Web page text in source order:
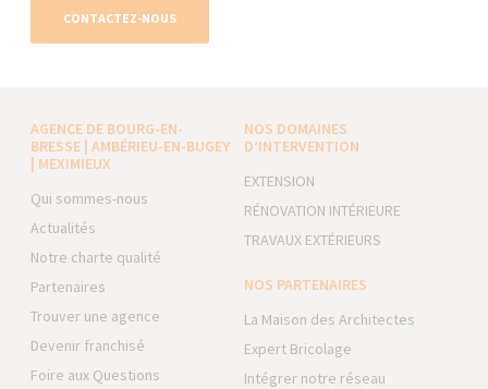
CONTACTEZ-NOUS
AGENCE DE BOURG-EN-
BRESSE | AMBÉRIEU-EN-BUGEY
| MEXIMIEUX
Qui sommes-nous
Actualités
Notre charte qualité
Partenaires
Trouver une agence
Devenir franchisé
Foire aux Questions
NOS DOMAINES
D’INTERVENTION
EXTENSION
RÉNOVATION INTÉRIEURE
TRAVAUX EXTÉRIEURS
NOS PARTENAIRES
La Maison des Architectes
Expert Bricolage
Intégrer notre réseau